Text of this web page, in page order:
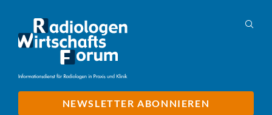
NEWSLETTER ABONNIEREN